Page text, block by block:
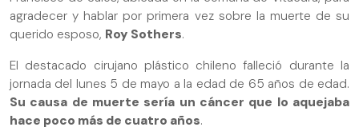
agradecer y hablar por primera vez sobre la muerte de su
querido esposo, Roy Sothers.
El destacado cirujano plástico chileno falleció durante la
jornada del lunes 5 de mayo a la edad de 65 años de edad.
Su causa de muerte sería un cáncer que lo aquejaba
hace poco más de cuatro años.